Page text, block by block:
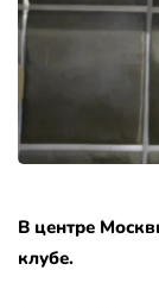
В центре
клубе.